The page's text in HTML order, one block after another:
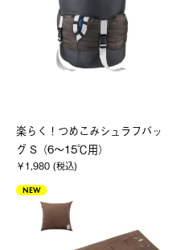
楽らく！つめこみシュラフバッ
グ S（6～15℃用）
￥1,980 (税込)
NEW